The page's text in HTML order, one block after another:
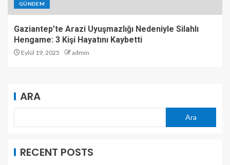
GÜNDEM
Gaziantep’te Arazi Uyuşmazlığı Nedeniyle Silahlı
Hengame: 3 Kişi Hayatını Kaybetti
Eylül 19, 2025 admin
ARA
Ara
RECENT POSTS